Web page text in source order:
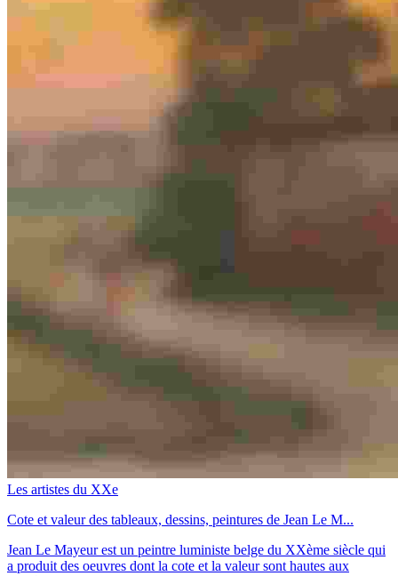
Les artistes du XXe
Cote et valeur des tableaux, dessins, peintures de Jean Le M...
Jean Le Mayeur est un peintre luministe belge du XXème siècle qui
a produit des oeuvres dont la cote et la valeur sont hautes aux